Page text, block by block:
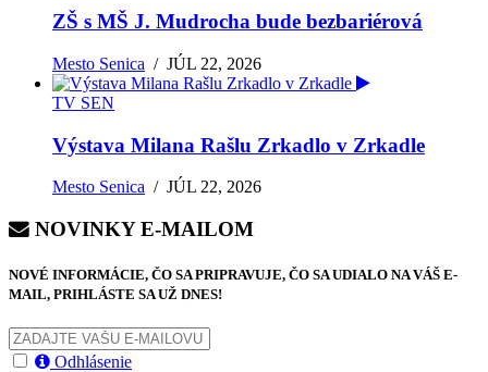
ZŠ s MŠ J. Mudrocha bude bezbariérová
Mesto Senica /JÚL 22, 2026
TV SEN
Výstava Milana Rašlu Zrkadlo v Zrkadle
Mesto Senica /JÚL 22, 2026
NOVINKY E-MAILOM
NOVÉ INFORMÁCIE, ČO SA PRIPRAVUJE, ČO SA UDIALO NA VÁŠ E-
MAIL, PRIHLÁSTE SA UŽ DNES!
Odhlásenie